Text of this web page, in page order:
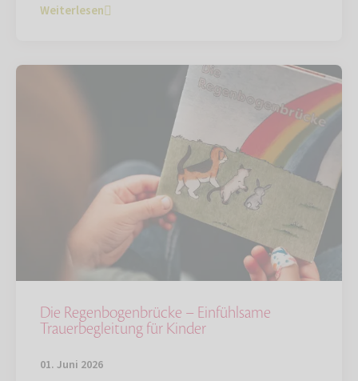
Weiterlesen
Die Regenbogenbrücke – Einfühlsame
Trauerbegleitung für Kinder
01. Juni 2026